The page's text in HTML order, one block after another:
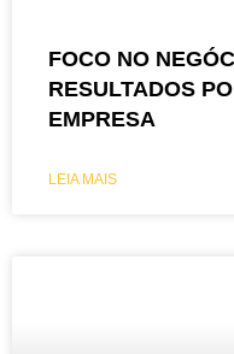
FOCO NO
RESULTADOS
EMPRESA
LEIA MAIS